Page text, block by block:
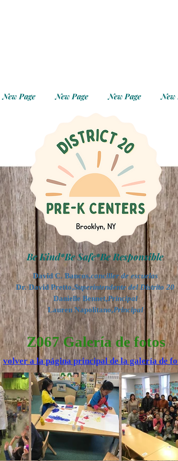
New Page New Page New Page New
Be Kind*Be Safe*Be Responsible
David C. Bancos,canciller de escuelas
Dr. David Pretto,Superintendente del Distrito 20
Danielle Bennet,Principal
Lauren Napolitano,Principal
Z067 Galería de fotos
volver a la página principal de la galería de